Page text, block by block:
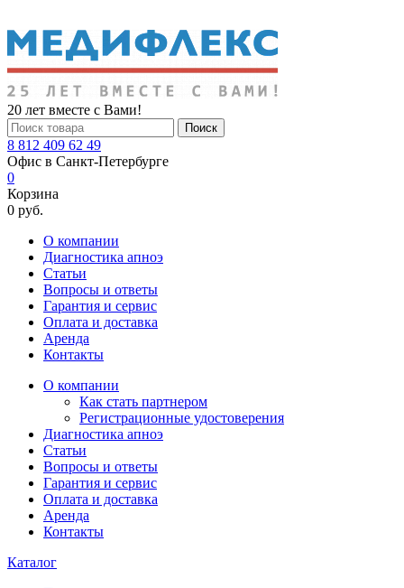
20 лет вместе с Вами!
Поиск
8 812 409 62 49
Офис в Санкт-Петербурге
0
Корзина
0 руб.
О компании
Диагностика апноэ
Статьи
Вопросы и ответы
Гарантия и сервис
Оплата и доставка
Аренда
Контакты
О компании
Как стать партнером
Регистрационные удостоверения
Диагностика апноэ
Статьи
Вопросы и ответы
Гарантия и сервис
Оплата и доставка
Аренда
Контакты
Каталог